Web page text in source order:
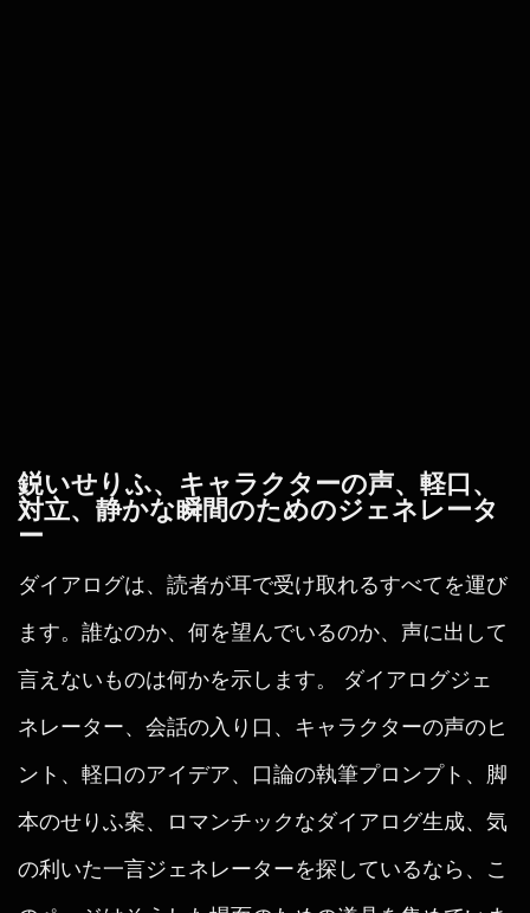
鋭いせりふ、キャラクターの声、軽口、
対立、静かな瞬間のためのジェネレータ
ー
ダイアログは、読者が耳で受け取れるすべてを運び
ます。誰なのか、何を望んでいるのか、声に出して
言えないものは何かを示します。 ダイアログジェ
ネレーター、会話の入り口、キャラクターの声のヒ
ント、軽口のアイデア、口論の執筆プロンプト、脚
本のせりふ案、ロマンチックなダイアログ生成、気
の利いた一言ジェネレーターを探しているなら、こ